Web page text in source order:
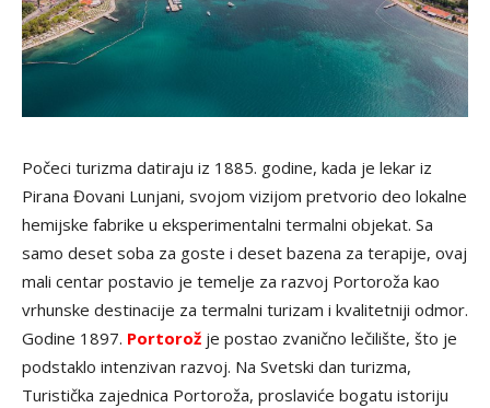
Počeci turizma datiraju iz 1885. godine, kada je lekar iz
Pirana Đovani Lunjani, svojom vizijom pretvorio deo lokalne
hemijske fabrike u eksperimentalni termalni objekat. Sa
samo deset soba za goste i deset bazena za terapije, ovaj
mali centar postavio je temelje za razvoj Portoroža kao
vrhunske destinacije za termalni turizam i kvalitetniji odmor.
Godine 1897. Portorož je postao zvanično lečilište, što je
podstaklo intenzivan razvoj. Na Svetski dan turizma,
Turistička zajednica Portoroža, proslaviće bogatu istoriju